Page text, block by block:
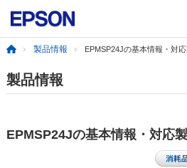
製品情報 EPMSP24Jの基本情報・対
製品情報
EPMSP24Jの基本情報・対応